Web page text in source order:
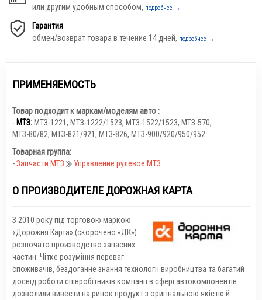
или другим удобным способом, подробнее →
Гарантия
обмен/возврат товара в течение 14 дней, подробнее →
ПРИМЕНЯЕМОСТЬ
Товар подходит к маркам/моделям авто :
- МТЗ:МТЗ-1221, МТЗ-1222/1523, МТЗ-1522/1523, МТЗ-570,
МТЗ-80/82, МТЗ-821/921, МТЗ-826, МТЗ-900/920/950/952
Товарная группа:
-Запчасти МТЗ Управление рулевое МТЗ
О ПРОИЗВОДИТЕЛЕ ДОРОЖНАЯ КАРТА
З 2010 року під торговою маркою
«Дорожня Карта» (скорочено «ДК»)
розпочато производство запасних
частин. Чітке розуміння переваг
споживачів, бездоганне знання технології виробництва та багатий
досвід роботи співробітників компанії в сфері автокомпонентів
дозволили вивести на ринок продукт з оригінальною якістю й